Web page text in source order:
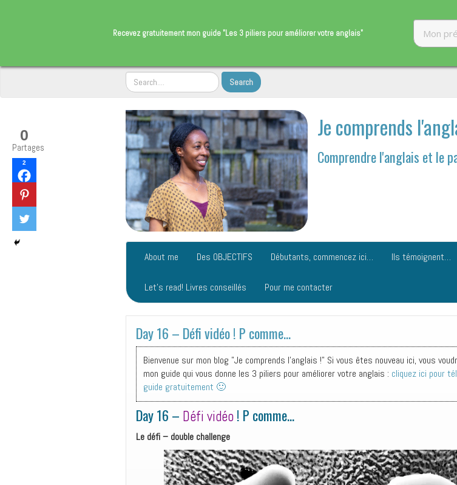
Je comprends
Comprendre l'anglais et le
About me Des OBJECTIFS Débutants, commencez ici… Ils témoignent…
Let’s read! Livres conseillés Pour me contacter
Day 16 – Défi vidéo ! P comme…
Bienvenue sur mon blog "Je comprends l'anglais !" Si vous êtes nouveau ici, vous
mon guide qui vous donne les 3 piliers pour améliorer votre anglais : cliquez ici pour
guide gratuitement 🙂
Day 16 – Défi vidéo ! P comme…
Le défi – double challenge
0
Partages
2
​Recevez gratuitement mon guide "Les 3 piliers pour améliorer ​votre anglais"